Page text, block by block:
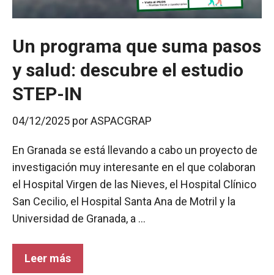
Un programa que suma pasos
y salud: descubre el estudio
STEP-IN
04/12/2025 porASPACGRAP
En Granada se está llevando a cabo un proyecto de
investigación muy interesante en el que colaboran
el Hospital Virgen de las Nieves, el Hospital Clínico
San Cecilio, el Hospital Santa Ana de Motril y la
Universidad de Granada, a …
Leer más